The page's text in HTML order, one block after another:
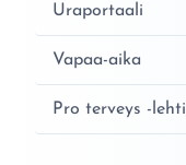
Uraportaali
Vapaa-aika
Pro terveys -lehti